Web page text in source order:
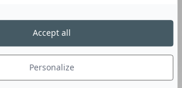
d’information de la part des
impliquent un travail plus ciblé
les relations téléphoniques que
les journalistes. Finies les vagues
Personalize
Accept all